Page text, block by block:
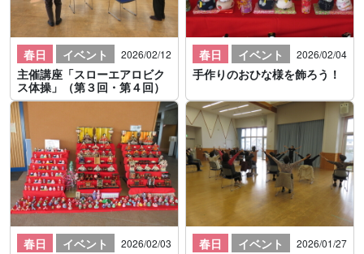
春日 イベント 2026/02/12
主催講座「スローエアロビク
ス体操」（第３回・第４回）
春日 イベント 2026/02/04
手作りのおひな様を飾ろう！
春日 イベント 2026/02/03 春日 イベント 2026/01/27